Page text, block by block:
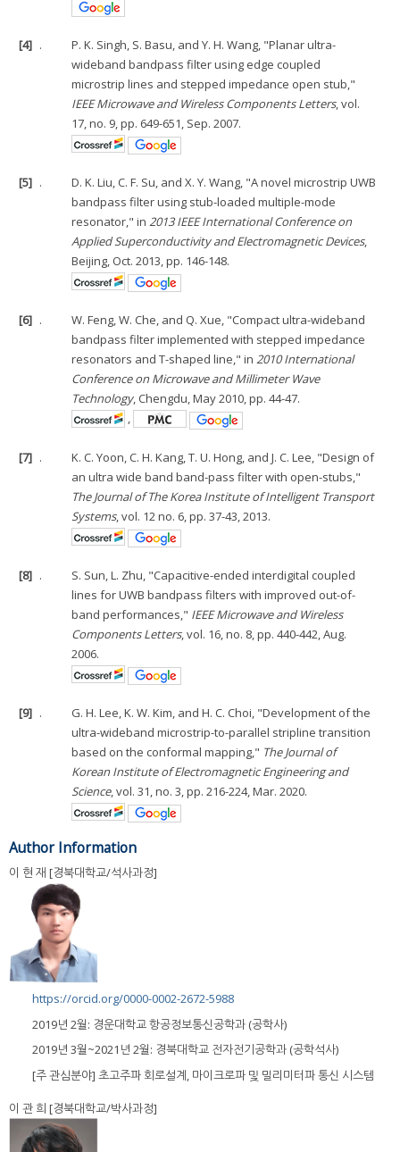
[4] .
P. K. Singh, S. Basu, and Y. H. Wang, "Planar ultra-
wideband bandpass filter using edge coupled
microstrip lines and stepped impedance open stub,"
IEEE Microwave and Wireless Components Letters, vol.
17, no. 9, pp. 649-651, Sep. 2007.
[5] .
D. K. Liu, C. F. Su, and X. Y. Wang, "A novel microstrip UWB
bandpass filter using stub-loaded multiple-mode
resonator," in2013 IEEE International Conference on
Applied Superconductivity and Electromagnetic Devices,
Beijing, Oct. 2013, pp. 146-148.
[6] .
W. Feng, W. Che, and Q. Xue, "Compact ultra-wideband
bandpass filter implemented with stepped impedance
resonators and T-shaped line," in2010 International
Conference on Microwave and Millimeter Wave
Technology, Chengdu, May 2010, pp. 44-47.
,
[7] .
K. C. Yoon, C. H. Kang, T. U. Hong, and J. C. Lee, "Design of
an ultra wide band band-pass filter with open-stubs,"
The Journal of The Korea Institute of Intelligent Transport
Systems, vol. 12 no. 6, pp. 37-43, 2013.
[8] .
S. Sun, L. Zhu, "Capacitive-ended interdigital coupled
lines for UWB bandpass filters with improved out-of-
band performances," IEEE Microwave and Wireless
Components Letters, vol. 16, no. 8, pp. 440-442, Aug.
2006.
[9] .
G. H. Lee, K. W. Kim, and H. C. Choi, "Development of the
ultra-wideband microstrip-to-parallel stripline transition
based on the conformal mapping," The Journal of
Korean Institute of Electromagnetic Engineering and
Science, vol. 31, no. 3, pp. 216-224, Mar. 2020.
Author Information
이 현 재 [경북대학교/석사과정]
https://orcid.org/0000-0002-2672-5988
2019년 2월: 경운대학교 항공정보통신공학과 (공학사)
2019년 3월~2021년 2월: 경북대학교 전자전기공학과 (공학석사)
[주 관심분야] 초고주파 회로설계, 마이크로파 및 밀리미터파 통신 시스템
이 관 희 [경북대학교/박사과정]